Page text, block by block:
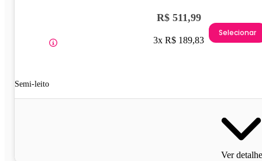
Semi-leito
R$ 511,99
3x R$ 189,83
Selecionar
Ver